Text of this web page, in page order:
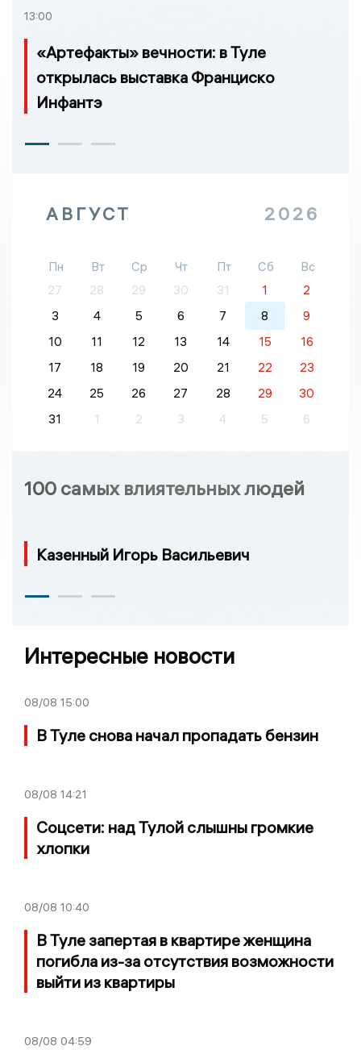
13:00
«Артефакты» вечности: в Туле
открылась выставка Франциско
Инфантэ
АВГУСТ 2026
Пн Вт Ср Чт Пт Сб
Вс
27
28 29 30 31 1
2
3
4 5 6 7 8
9
10
11 12 13 14 15
16
17
18 19 20 21 22
23
24
25 26 27 28 29
30
31
1 2 3 4 5 6
100 самых влиятельных людей
Казенный Игорь Васильевич
Интересные новости
08/08 15:00
В Туле снова начал пропадать бензин
08/08 14:21
Соцсети: над Тулой слышны громкие
хлопки
08/08 10:40
В Туле запертая в квартире женщина
погибла из-за отсутствия возможности
выйти из квартиры
08/08 04:59